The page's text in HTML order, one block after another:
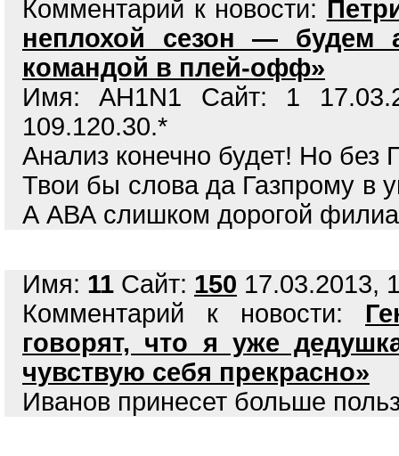
Комментарий к новости:
неплохой сезон — будем
командой в плей-офф»
Имя: AH1N1 Сайт: 1
109.120.30.*
Анализ конечно будет! Но без
Твои бы слова да Газпрому в
А АВА слишком дорогой
Имя: 11 Сайт: 150 17.03.2013,
Комментарий к новости:
говорят, что я уже
чувствую себя прекрасно»
Иванов принесет больше